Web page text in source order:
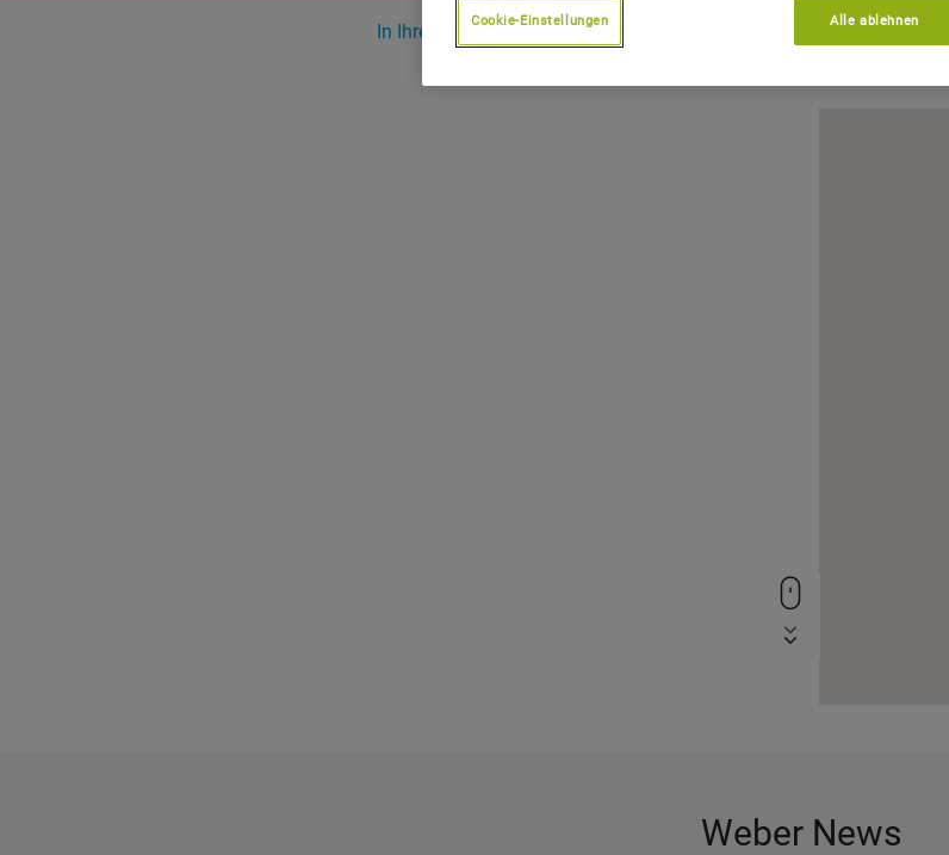
In Ihrer Nähe 0
Weber News
Cookie-Einstellungen Alle ablehnen